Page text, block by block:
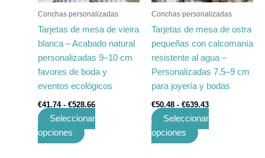
Conchas personalizadas
Tarjetas de mesa de vieira
blanca – Acabado natural
personalizadas 9–10 cm
favores de boda y
eventos ecológicos
€41.74 - €528.66
Seleccionar
opciones
elegir
en
la
página
de
producto
Conchas personalizadas
Tarjetas de mesa de ostra
pequeñas con calcomanía
resistente al agua –
Personalizadas 7.5–9 cm
para joyería y bodas
€50.48 - €639.43
Seleccionar
opciones
elegir
en
la
página
de
producto